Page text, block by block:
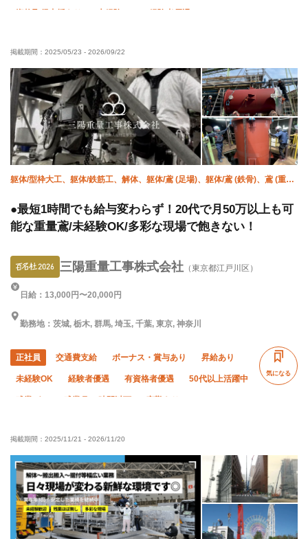
年末年始休暇 車・バイク通勤OK
掲載期間： 2025/05/23 - 2026/09/22
躯体/型枠大工、躯体/鉄筋工、解体、躯体/鳶 (足場)、躯体/鳶 (鉄骨)、鳶 (重
●最短1時間でも給与変わらず！20代で月50万以上も可
能な重量鳶/未経験OK/多彩な現場で飽きない！
三陽重量工事株式会社 （東京都江戸川区）
日給：13,000円〜20,000円
勤務地：茨城, 栃木, 群馬, 埼玉, 千葉, 東京, 神奈川
正社員 交通費支給 ボーナス・賞与あり 昇給あり
未経験OK 経験者優遇 有資格者優遇 50代以上活躍中
食堂・食事補助あり 制服貸与
髪型・髪色自由
気になる
掲載期間： 2025/11/21 - 2026/11/20